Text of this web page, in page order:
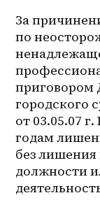
За
по
приговором
городского
от 03.05.07 г.
годам
без
должности